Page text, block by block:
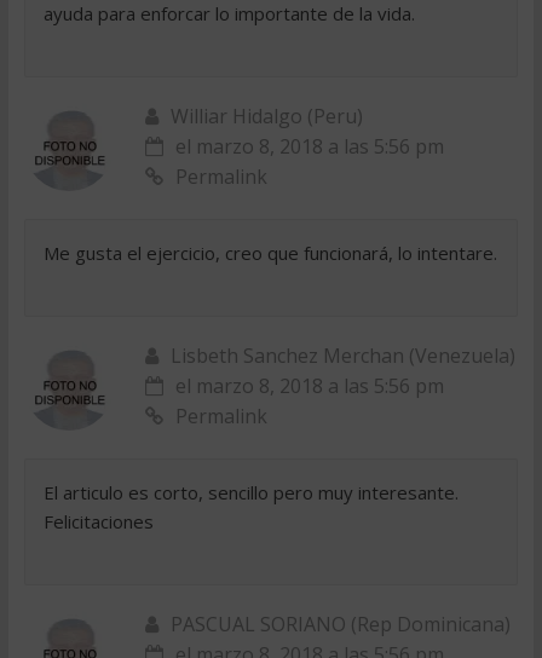
ayuda para enforcar lo importante de la vida.
Williar Hidalgo (Peru)
el marzo 8, 2018 a las 5:56 pm
Permalink
Me gusta el ejercicio, creo que funcionará, lo intentare.
Lisbeth Sanchez Merchan (Venezuela)
el marzo 8, 2018 a las 5:56 pm
Permalink
El articulo es corto, sencillo pero muy interesante.
Felicitaciones
PASCUAL SORIANO (Rep Dominicana)